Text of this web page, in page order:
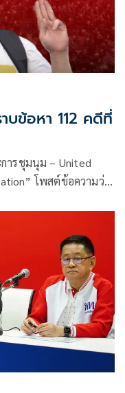
บข้อหา 112 คดีที่
ารชุมนุม – United
โพสต์ข้อความว่า